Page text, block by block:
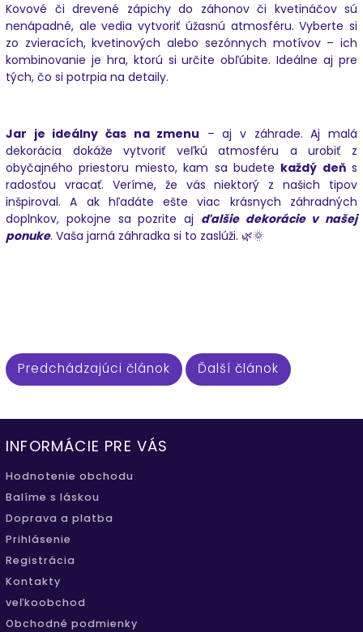
Kovové či drevené zápichy do záhonov či kvetináčov sú
nenápadné, ale vedia vytvoriť úžasnú atmosféru. Vyberte si
zo zvieracích, kvetinových alebo sezónnych motívov – ich
kombinovanie je hra, ktorú si určite obľúbite. Ideálne aj pre
tých, čo si potrpia na detaily.
Jar je ideálny čas na zmenu – aj v záhrade. Aj malá
dekorácia dokáže vytvoriť veľkú atmosféru a urobiť z
obyčajného priestoru miesto, kam sa budete každý deňs
radosťou vracať. Veríme, že vás niektorý z našich tipov
inšpiroval. A ak hľadáte ešte viac krásnych záhradných
doplnkov, pokojne sa pozrite aj ďalšie dekorácie v našej
ponuke. Vaša jarná záhradka si to zaslúži. 🌿🌞
Predchádzajúci článok Ďalší článok
INFORMÁCIE PRE VÁS
Hodnotenie obchodu
Balíme s láskou
Doprava a platba
Prihlásenie
Registrácia
Kontakty
veľkoobchod
Obchodné podmienky